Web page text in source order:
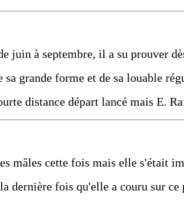
juin à septembre, il a su prouver
grande forme et de sa louable
distance départ lancé mais E.
mâles cette fois mais elle s'était
dernière fois qu'elle a couru sur ce